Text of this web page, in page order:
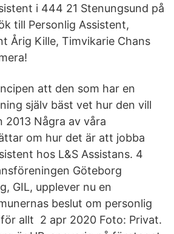
i 444 21 Stenungsund på
till Personlig Assistent,
Årig Kille, Timvikarie Chans
att den som har en
själv bäst vet hur den vill
2013 Några av våra
om hur det är att jobba
hos L&S Assistans. 4
Göteborg
GIL, upplever nu en
beslut om personlig
allt 2 apr 2020 Foto: Privat.